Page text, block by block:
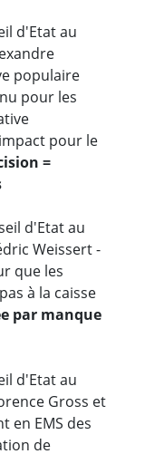
d'Etat au
populaire
pour les
pour le
=
d'Etat au
Weissert -
que les
à la caisse
par manque
d'Etat au
Gross et
en EMS des
de